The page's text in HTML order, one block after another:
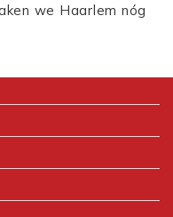
we Haarlem nóg